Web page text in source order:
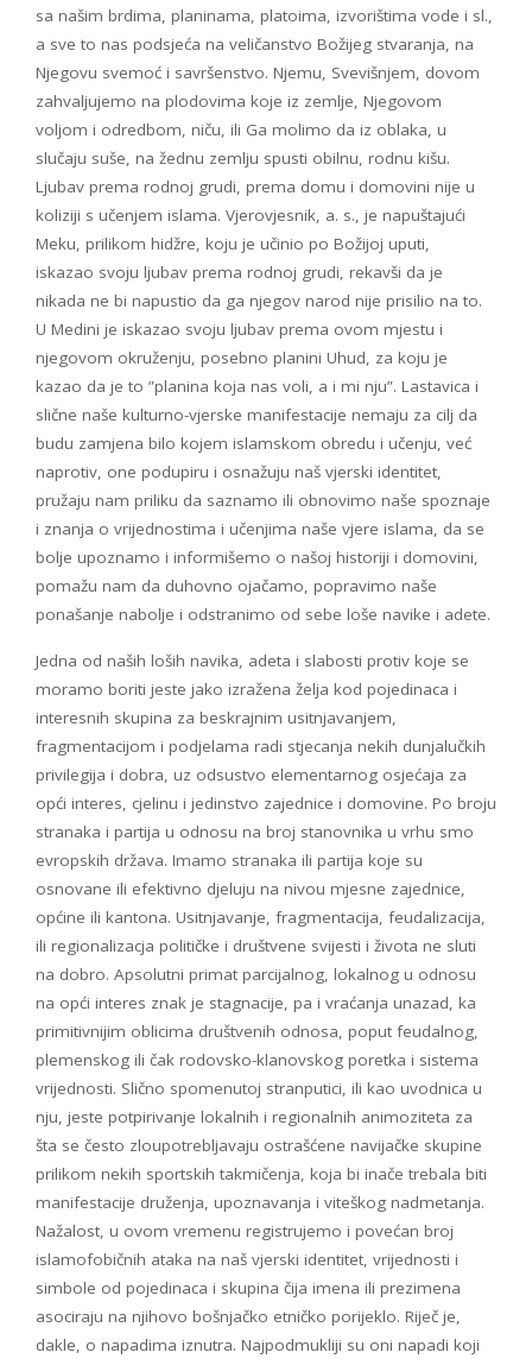
sa našim brdima, planinama, platoima, izvorištima vode i sl.,
a sve to nas podsjeća na veličanstvo Božijeg stvaranja, na
Njegovu svemoć i savršenstvo. Njemu, Svevišnjem, dovom
zahvaljujemo na plodovima koje iz zemlje, Njegovom
voljom i odredbom, niču, ili Ga molimo da iz oblaka, u
slučaju suše, na žednu zemlju spusti obilnu, rodnu kišu.
Ljubav prema rodnoj grudi, prema domu i domovini nije u
koliziji s učenjem islama. Vjerovjesnik, a. s., je napuštajući
Meku, prilikom hidžre, koju je učinio po Božijoj uputi,
iskazao svoju ljubav prema rodnoj grudi, rekavši da je
nikada ne bi napustio da ga njegov narod nije prisilio na to.
U Medini je iskazao svoju ljubav prema ovom mjestu i
njegovom okruženju, posebno planini Uhud, za koju je
kazao da je to ”planina koja nas voli, a i mi nju”. Lastavica i
slične naše kulturno-vjerske manifestacije nemaju za cilj da
budu zamjena bilo kojem islamskom obredu i učenju, već
naprotiv, one podupiru i osnažuju naš vjerski identitet,
pružaju nam priliku da saznamo ili obnovimo naše spoznaje
i znanja o vrijednostima i učenjima naše vjere islama, da se
bolje upoznamo i informišemo o našoj historiji i domovini,
pomažu nam da duhovno ojačamo, popravimo naše
ponašanje nabolje i odstranimo od sebe loše navike i adete.
Jedna od naših loših navika, adeta i slabosti protiv koje se
moramo boriti jeste jako izražena želja kod pojedinaca i
interesnih skupina za beskrajnim usitnjavanjem,
fragmentacijom i podjelama radi stjecanja nekih dunjalučkih
privilegija i dobra, uz odsustvo elementarnog osjećaja za
opći interes, cjelinu i jedinstvo zajednice i domovine. Po broju
stranaka i partija u odnosu na broj stanovnika u vrhu smo
evropskih država. Imamo stranaka ili partija koje su
osnovane ili efektivno djeluju na nivou mjesne zajednice,
općine ili kantona. Usitnjavanje, fragmentacija, feudalizacija,
ili regionalizacja političke i društvene svijesti i života ne sluti
na dobro. Apsolutni primat parcijalnog, lokalnog u odnosu
na opći interes znak je stagnacije, pa i vraćanja unazad, ka
primitivnijim oblicima društvenih odnosa, poput feudalnog,
plemenskog ili čak rodovsko-klanovskog poretka i sistema
vrijednosti. Slično spomenutoj stranputici, ili kao uvodnica u
nju, jeste potpirivanje lokalnih i regionalnih animoziteta za
šta se često zloupotrebljavaju ostrašćene navijačke skupine
prilikom nekih sportskih takmičenja, koja bi inače trebala biti
manifestacije druženja, upoznavanja i viteškog nadmetanja.
Nažalost, u ovom vremenu registrujemo i povećan broj
islamofobičnih ataka na naš vjerski identitet, vrijednosti i
simbole od pojedinaca i skupina čija imena ili prezimena
asociraju na njihovo bošnjačko etničko porijeklo. Riječ je,
dakle, o napadima iznutra. Najpodmukliji su oni napadi koji